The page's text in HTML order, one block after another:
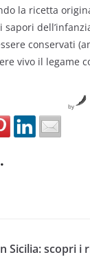
la ricetta
sapori
conservati
vivo il legame
by
Sicilia: scopri i